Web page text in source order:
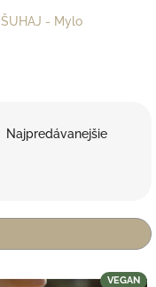
- Mylo
Najpredávanejšie
VEGAN